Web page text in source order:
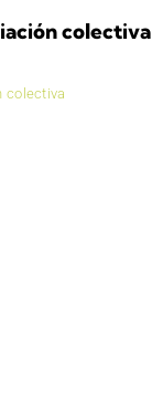
colectiva
colectiva